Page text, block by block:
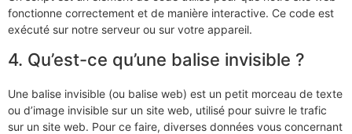
fonctionne correctement et de manière interactive. Ce code est
exécuté sur notre serveur ou sur votre appareil.
4. Qu’est-ce qu’une balise invisible ?
Une balise invisible (ou balise web) est un petit morceau de texte
ou d’image invisible sur un site web, utilisé pour suivre le trafic
sur un site web. Pour ce faire, diverses données vous concernant